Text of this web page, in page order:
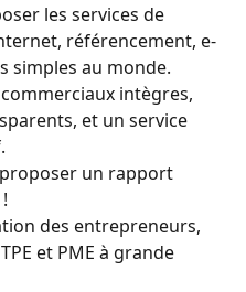
les services de
référencement, e-
simples au monde.
intègres,
et un service
un rapport
des entrepreneurs,
et PME à grande